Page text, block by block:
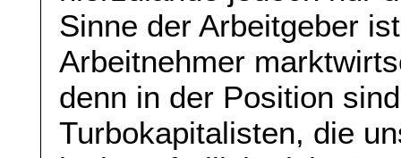
Sinne der Arbeitgeber
Arbeitnehmer
denn in der Position
Turbokapitalisten, die